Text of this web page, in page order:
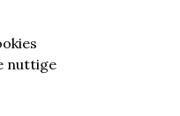
nuttige